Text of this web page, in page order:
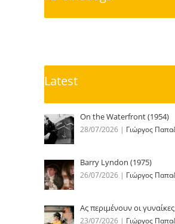
Latest
On the Waterfront (1954)
28/07/2026 | Γιώργος
Barry Lyndon (1975)
26/07/2026 | Γιώργος
Ας περιμένουν οι
23/07/2026 | Γιώργος